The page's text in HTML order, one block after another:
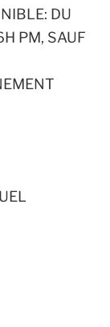
DU
PM, SAUF